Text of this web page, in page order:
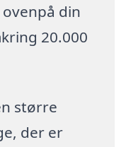
din
20.000
større
der er